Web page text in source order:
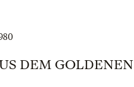
DEM GOLDENEN